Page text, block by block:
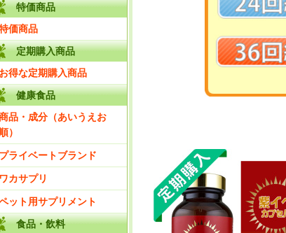
特価商品
価商品
定期購入商品
お得な定期購入商品
健康食品
品・成分（あいうえお
順）
プライベートブランド
ワカサプリ
ット用サプリメント
食品・飲料